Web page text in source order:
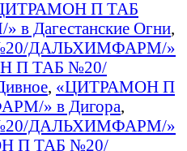
П ТАБ
Дагестанские Огни,
ДАЛЬХИМФАРМ/»
П ТАБ №20/
, «ЦИТРАМОН П
» в Дигора,
ДАЛЬХИМФАРМ/»
П ТАБ №20/